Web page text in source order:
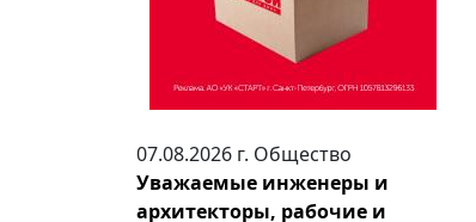
07.08.2026 г. Общество
Уважаемые инженеры и
архитекторы, рабочие и